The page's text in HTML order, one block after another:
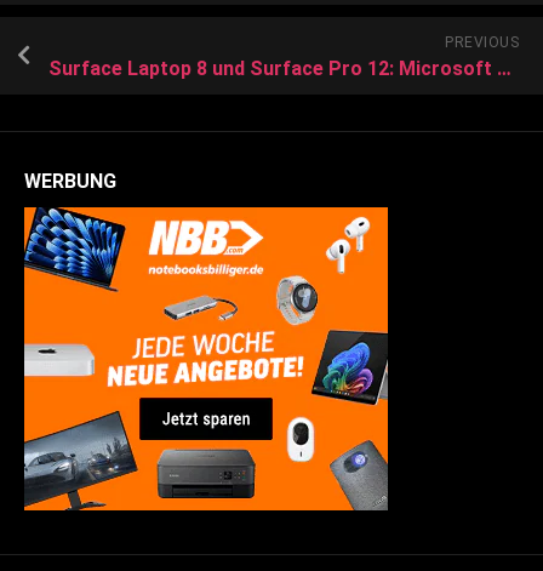
PREVIOUS
Surface Laptop 8 und Surface Pro 12: Microsoft zieht die Preise deutlich an
WERBUNG